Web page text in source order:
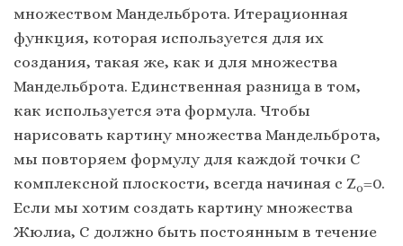
множеством Мандельброта. Итерационная
функция, которая используется для их
создания, такая же, как и для множества
Мандельброта. Единственная разница в том,
как используется эта формула. Чтобы
нарисовать картину множества Мандельброта,
мы повторяем формулу для каждой точки C
комплексной плоскости, всегда начиная с Z0=0.
Если мы хотим создать картину множества
Жюлиа, C должно быть постоянным в течение